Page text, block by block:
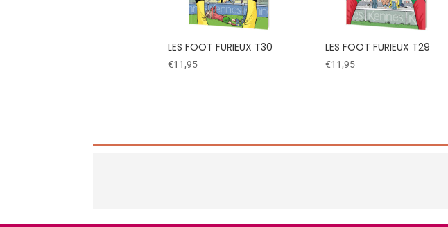
LES FOOT FURIEUX T30
€11,95
LES FOOT FURIEUX T29
€11,95